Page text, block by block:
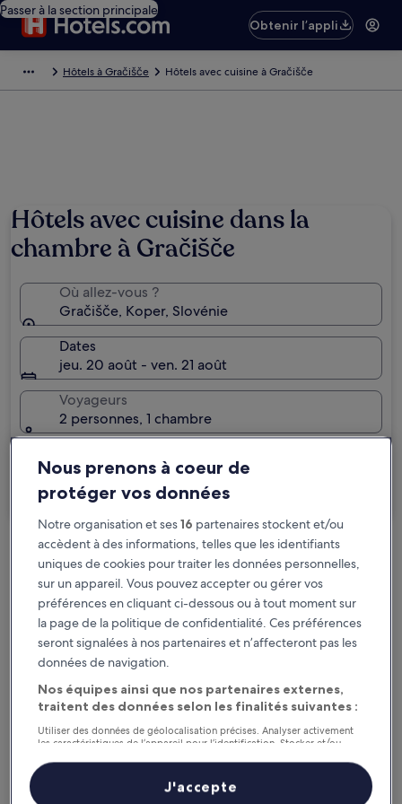
Passer à la section principale
Obtenir l’appli
Hôtels à Gračišče Hôtels avec cuisine à Gračišče
Hôtels avec cuisine dans la
chambre à Gračišče
Où allez-vous ?
Gračišče, Koper, Slovénie
Dates
jeu. 20 août - ven. 21 août
Voyageurs
2 personnes, 1 chambre
Rechercher
Options d’annulation gratuite en cas de
changement de programme
Gagnez des récompenses pour chaque
nuit séjournée
Économisez plus grâce aux Prix membres
Consultez les prix pour ces dates
Nous prenons à coeur de
protéger vos données
Notre organisation et ses16 partenaires stockent et/ou
accèdent à des informations, telles que les identifiants
uniques de cookies pour traiter les données personnelles,
sur un appareil. Vous pouvez accepter ou gérer vos
préférences en cliquant ci-dessous ou à tout moment sur
la page de la politique de confidentialité. Ces préférences
seront signalées à nos partenaires et n’affecteront pas les
données de navigation.
Nos équipes ainsi que nos partenaires externes,
traitent des données selon les finalités suivantes :
Utiliser des données de géolocalisation précises. Analyser activement
les caractéristiques de l’appareil pour l’identification. Stocker et/ou
personnalisés, mesure de performance des publicités et du contenu,
études d’audience et développement de services.
Liste de nos partenaires (fournisseurs)
J'accepte